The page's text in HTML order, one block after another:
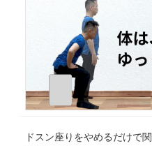
ドスン座りをやめるだけで